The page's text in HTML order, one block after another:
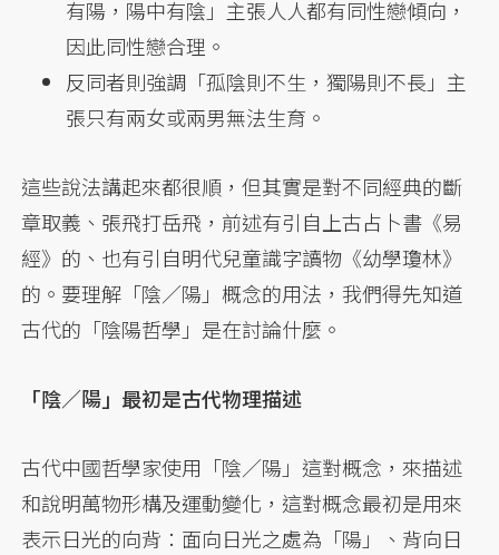
有陽，陽中有陰」主張人人都有同性戀傾向，
因此同性戀合理。
反同者則強調「孤陰則不生，獨陽則不長」主
張只有兩女或兩男無法生育。
這些說法講起來都很順，但其實是對不同經典的斷
章取義、張飛打岳飛，前述有引自上古占卜書《易
經》的、也有引自明代兒童識字讀物《幼學瓊林》
的。要理解「陰／陽」概念的用法，我們得先知道
古代的「陰陽哲學」是在討論什麼。
「陰／陽」最初是古代物理描述
古代中國哲學家使用「陰／陽」這對概念，來描述
和說明萬物形構及運動變化，這對概念最初是用來
表示日光的向背：面向日光之處為「陽」、背向日